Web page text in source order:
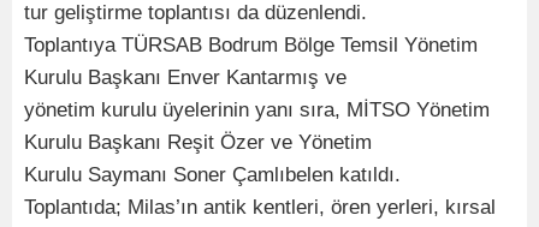
tur geliştirme toplantısı da düzenlendi.
Toplantıya TÜRSAB Bodrum Bölge Temsil Yönetim
Kurulu Başkanı Enver Kantarmış ve
yönetim kurulu üyelerinin yanı sıra, MİTSO Yönetim
Kurulu Başkanı Reşit Özer ve Yönetim
Kurulu Saymanı Soner Çamlıbelen katıldı.
Toplantıda; Milas’ın antik kentleri, ören yerleri, kırsal